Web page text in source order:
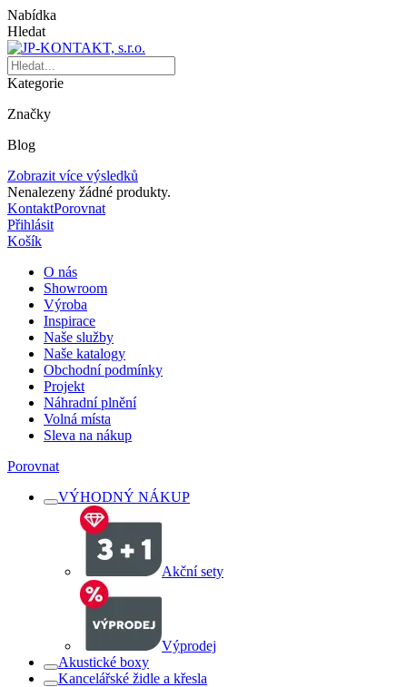
Nabídka
Hledat
Kategorie
Značky
Blog
Zobrazit více výsledků
Nenalezeny žádné produkty.
KontaktPorovnat
Přihlásit
Košík
O nás
Showroom
Výroba
Inspirace
Naše služby
Naše katalogy
Obchodní podmínky
Projekt
Náhradní plnění
Volná místa
Sleva na nákup
Porovnat
VÝHODNÝ NÁKUP
Akční sety
Výprodej
Akustické boxy
Kancelářské židle a křesla